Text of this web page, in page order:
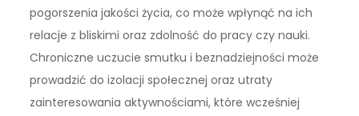
pogorszenia jakości życia, co może wpłynąć na ich
relacje z bliskimi oraz zdolność do pracy czy nauki.
Chroniczne uczucie smutku i beznadziejności może
prowadzić do izolacji społecznej oraz utraty
zainteresowania aktywnościami, które wcześniej